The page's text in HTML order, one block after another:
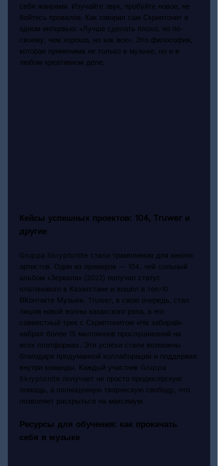
себя жанрами. Изучайте звук, пробуйте новое, не
бойтесь провалов. Как говорил сам Скриптонит в
одном интервью: «Лучше сделать плохо, но по-
своему, чем хорошо, но как все». Это философия,
которая применима не только в музыке, но и в
любом креативном деле.
Кейсы успешных проектов: 104, Truwer и
другие
Gruppa Skryptonite стала трамплином для многих
артистов. Один из примеров — 104, чей сольный
альбом «Зеркала» (2022) получил статус
платинового в Казахстане и вошёл в топ-10
ВКонтакте Музыки. Truwer, в свою очередь, стал
лицом новой волны казахского рэпа, а его
совместный трек с Скриптонитом «Не забирай»
набрал более 15 миллионов прослушиваний на
всех платформах. Эти успехи стали возможны
благодаря продуманной коллаборации и поддержке
внутри команды. Каждый участник Gruppa
Skryptonite получает не просто продюсерскую
помощь, а полноценную творческую свободу, что
позволяет раскрыться на максимум.
Ресурсы для обучения: как прокачать
себя в музыке